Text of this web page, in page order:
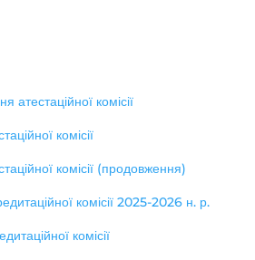
атестаційної комісії
комісії
комісії (продовження)
комісії 2025-2026 н. р.
комісії